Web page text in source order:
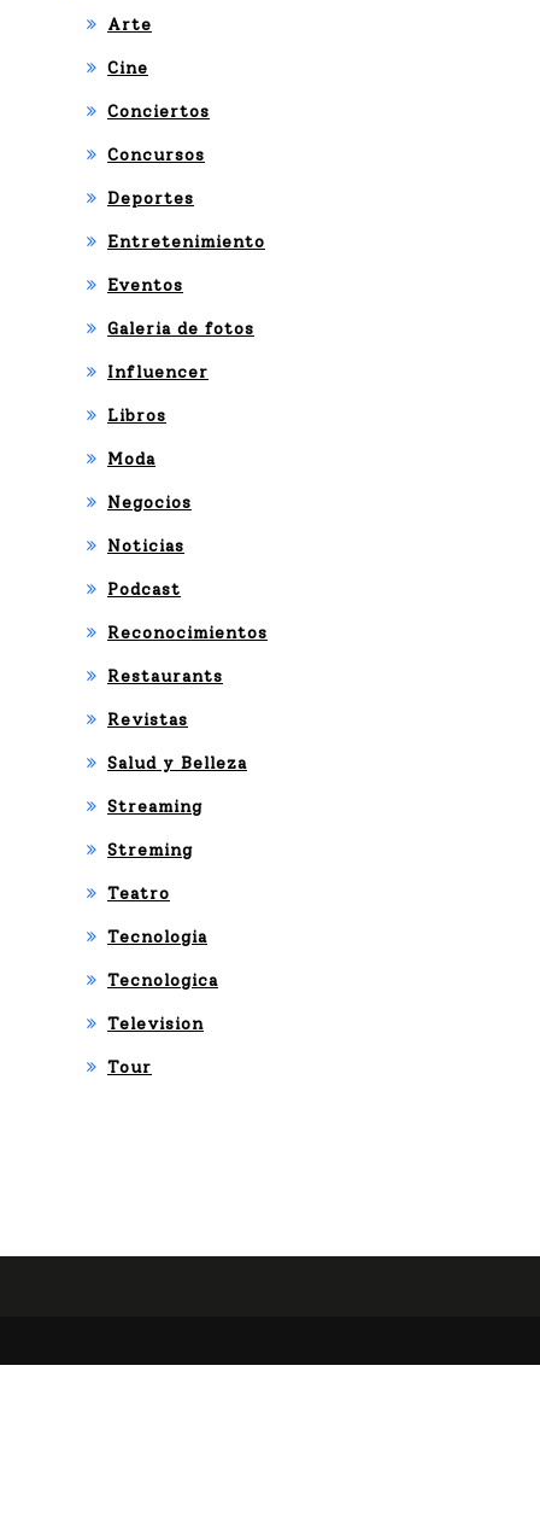
Arte
Cine
Conciertos
Concursos
Deportes
Entretenimiento
Eventos
Galeria de fotos
Influencer
Libros
Moda
Negocios
Noticias
Podcast
Reconocimientos
Restaurants
Revistas
Salud y Belleza
Streaming
Streming
Teatro
Tecnologia
Tecnologica
Television
Tour